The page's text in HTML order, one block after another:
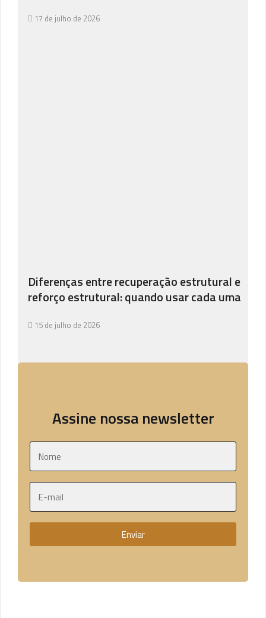
17 de julho de 2026
Diferenças entre recuperação estrutural e
reforço estrutural: quando usar cada uma
15 de julho de 2026
Assine nossa newsletter
Enviar